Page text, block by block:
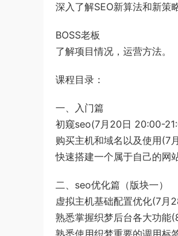
深入了解SEO新算法和新策
BOSS老板
了解项目情况，运营方法。
课程目录：
一、入门篇
初窥seo(7月20日 20:00-
购买主机和域名以及使用(7
快速搭建一个属于自己的
二、seo优化篇（版块一）
虚拟主机基础配置优化(7月
熟悉掌握织梦后台各大功